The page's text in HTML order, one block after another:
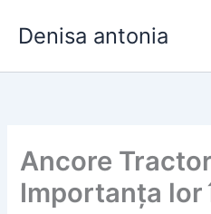
Denisa antonia
Ancore
Importanța